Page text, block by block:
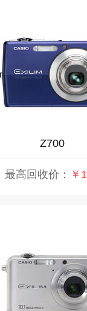
Z700
最高回收价： ￥